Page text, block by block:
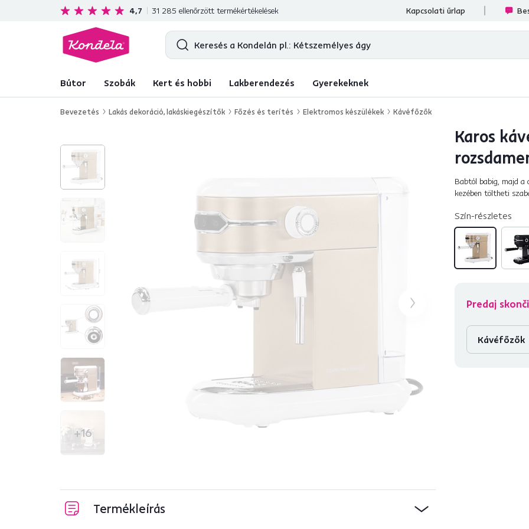
Ajándékot kap minden 80 000 Ft feletti vásárlás mellé.
4,7 31 285 ellenőrzött termékértékelések Kapcsolati űrlap
Bútor Szobák Kert és hobbi Lakberendezés Gyerekeknek
Bevezetés Lakás dekoráció, lakáskiegészítők Főzés és terítés Elektromos készülékek Kávéfőzők
+16
Karos
Babtól babig, majd a
kezében töltheti
Szín-részletes
Predaj
Kávéfőzők
Termékleírás